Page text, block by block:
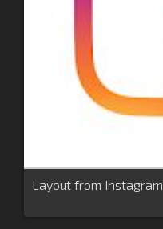
Layout from Instagram